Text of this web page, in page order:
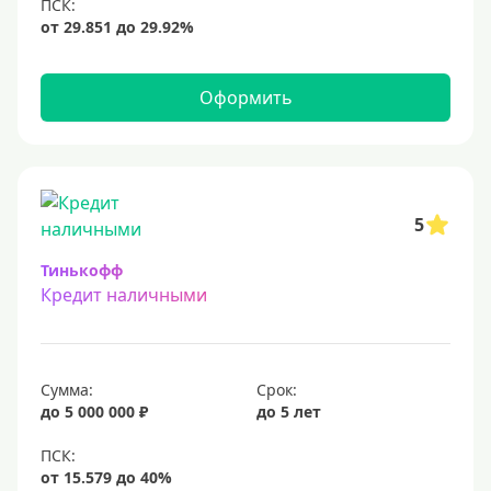
15 млн
20 млн
50 миллионов
Меньше 1 млн (руб)
15000 руб
18000 руб
20 тысяч
Оформить
5
Тинькофф
Кредит наличными
Сумма:
до 5 000 000 ₽
Срок:
до 5 лет